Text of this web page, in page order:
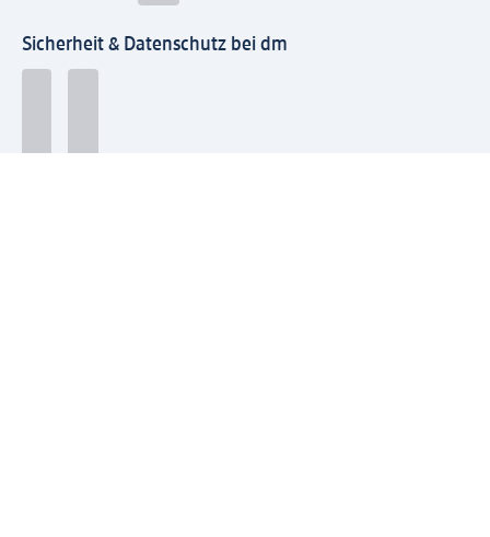
Sicherheit & Datenschutz bei dm